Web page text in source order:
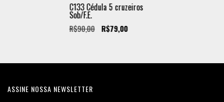
C133 Cédula 5 cruzeiros
Sob/F.E.
R$90,00 R$79,00
ASSINE NOSSA NEWSLETTER